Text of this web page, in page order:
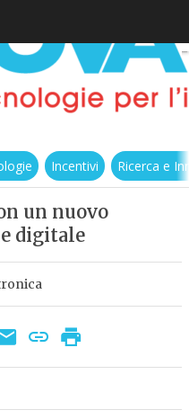
Incentivi Ricerca e
un nuovo
digitale